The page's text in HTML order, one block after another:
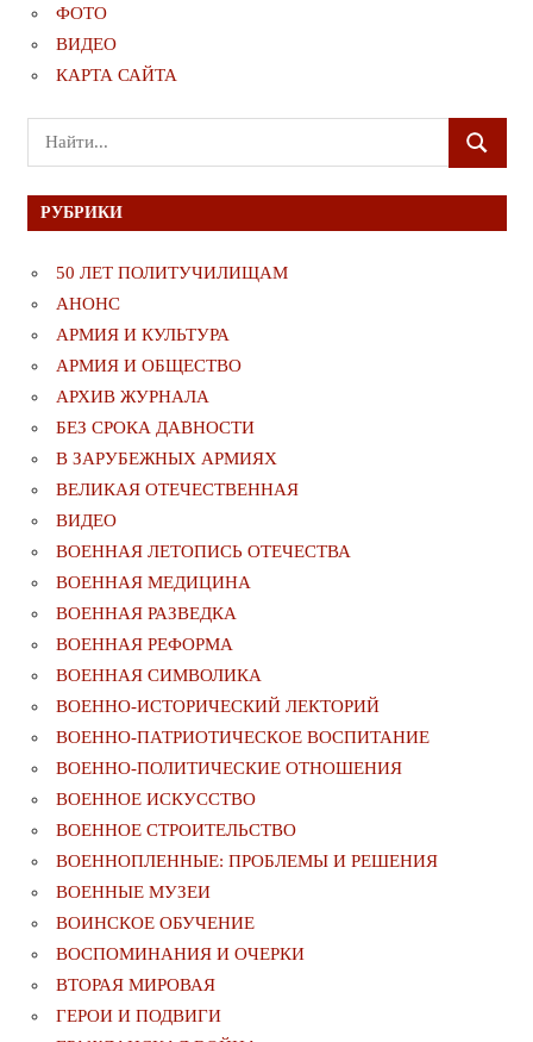
ФОТО
ВИДЕО
КАРТА САЙТА
Поиск
для:
ПОИСК
РУБРИКИ
50 ЛЕТ ПОЛИТУЧИЛИЩАМ
АНОНС
АРМИЯ И КУЛЬТУРА
АРМИЯ И ОБЩЕСТВО
АРХИВ ЖУРНАЛА
БЕЗ СРОКА ДАВНОСТИ
В ЗАРУБЕЖНЫХ АРМИЯХ
ВЕЛИКАЯ ОТЕЧЕСТВЕННАЯ
ВИДЕО
ВОЕННАЯ ЛЕТОПИСЬ ОТЕЧЕСТВА
ВОЕННАЯ МЕДИЦИНА
ВОЕННАЯ РАЗВЕДКА
ВОЕННАЯ РЕФОРМА
ВОЕННАЯ СИМВОЛИКА
ВОЕННО-ИСТОРИЧЕСКИЙ ЛЕКТОРИЙ
ВОЕННО-ПАТРИОТИЧЕСКОЕ ВОСПИТАНИЕ
ВОЕННО-ПОЛИТИЧЕСКИE ОТНОШЕНИЯ
ВОЕННОЕ ИСКУССТВО
ВОЕННОЕ СТРОИТЕЛЬСТВО
ВОЕННОПЛЕННЫЕ: ПРОБЛЕМЫ И РЕШЕНИЯ
ВОЕННЫЕ МУЗЕИ
ВОИНСКОЕ ОБУЧЕНИЕ
ВОСПОМИНАНИЯ И ОЧЕРКИ
ВТОРАЯ МИРОВАЯ
ГЕРОИ И ПОДВИГИ